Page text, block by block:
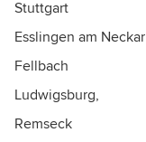
Stuttgart
Esslingen am Neckar
Fellbach
Ludwigsburg,
Remseck